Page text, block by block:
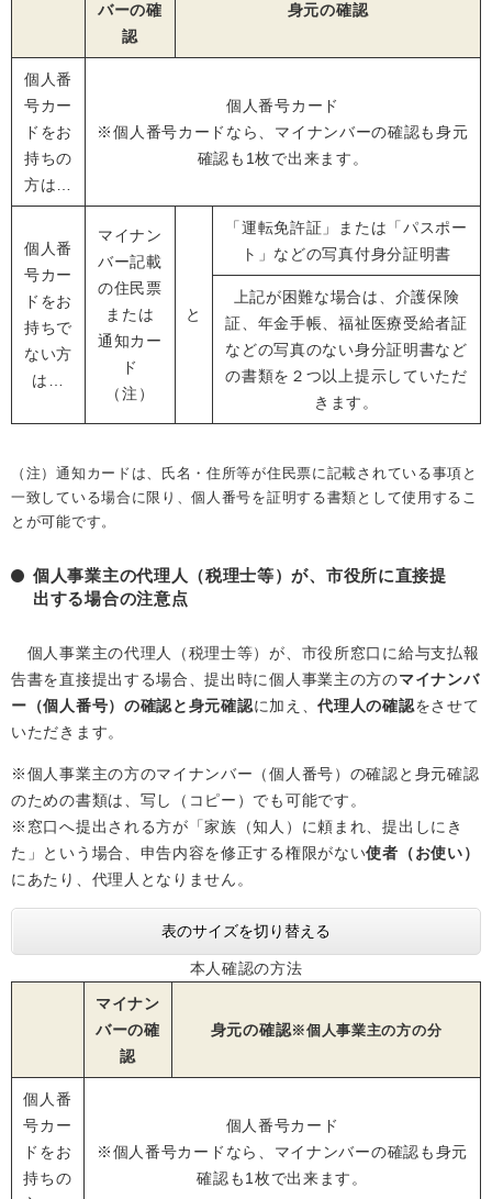
バーの確
認
身元の確認
個人番
号カー
ドをお
持ちの
方は…
個人番号カード
※個人番号カードなら、マイナンバーの確認も身元
確認も1枚で出来ます。
個人番
号カー
ドをお
持ちで
ない方
は…
マイナン
バー記載
の住民票
または
通知カー
ド
（注）
と
「運転免許証」または「パスポー
ト」などの写真付身分証明書
上記が困難な場合は、介護保険
証、年金手帳、福祉医療受給者証
などの写真のない身分証明書など
の書類を２つ以上提示していただ
きます。
（注）通知カードは、氏名・住所等が住民票に記載されている事項と
一致している場合に限り、個人番号を証明する書類として使用するこ
とが可能です。
個人事業主の代理人（税理士等）が、市役所に直接提
出する場合の注意点
個人事業主の代理人（税理士等）が、市役所窓口に給与支払報
告書を直接提出する場合、提出時に個人事業主の方のマイナンバ
ー（個人番号）の確認と身元確認に加え、代理人の確認をさせて
いただきます。
※個人事業主の方のマイナンバー（個人番号）の確認と身元確認
のための書類は、写し（コピー）でも可能です。
※窓口へ提出される方が「家族（知人）に頼まれ、提出しにき
た」という場合、申告内容を修正する権限がない使者（お使い）
にあたり、代理人となりません。
表のサイズを切り替える
マイナン
バーの確
認
身元の確認※個人事業主の方の分
本人確認の方法
個人番
号カー
ドをお
持ちの
個人番号カード
※個人番号カードなら、マイナンバーの確認も身元
確認も1枚で出来ます。